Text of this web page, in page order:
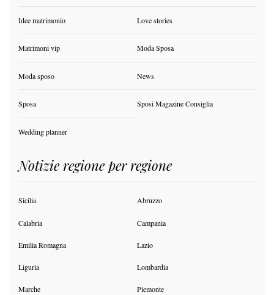
Idee matrimonio Love stories
Matrimoni vip Moda Sposa
Moda sposo News
Sposa Sposi Magazine Consiglia
Wedding planner
Notizie regione per regione
Sicilia Abruzzo
Calabria Campania
Emilia Romagna Lazio
Liguria Lombardia
Marche Piemonte